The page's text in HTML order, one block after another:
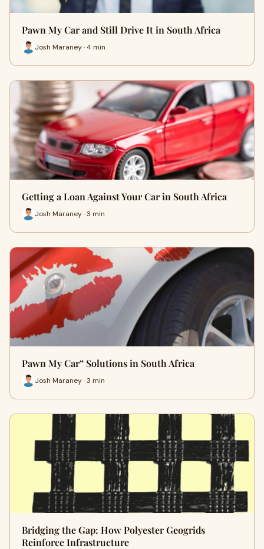
Pawn My Car and Still Drive It in South Africa
Josh Maraney · 4 min
Getting a Loan Against Your Car in South Africa
Josh Maraney · 3 min
Pawn My Car” Solutions in South Africa
Josh Maraney · 3 min
Bridging the Gap: How Polyester Geogrids
Reinforce Infrastructure